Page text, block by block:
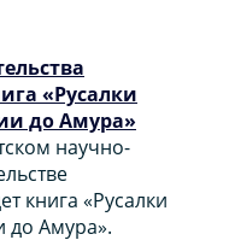
«Русалки
до Амура»
научно-
книга «Русалки
до Амура».